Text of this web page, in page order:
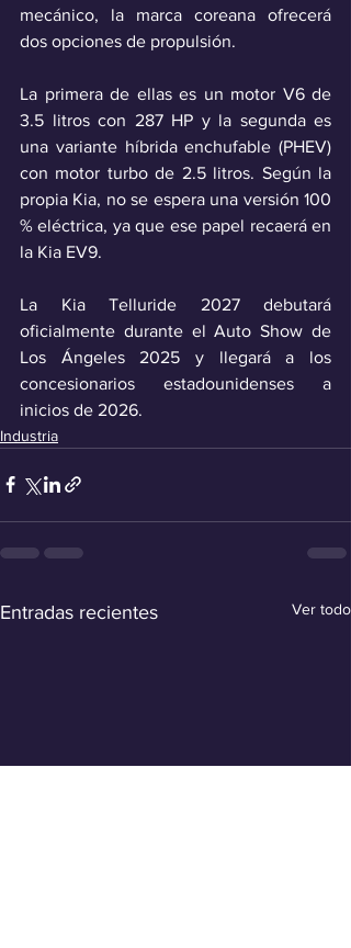
mecánico, la marca coreana ofrecerá
dos opciones de propulsión.
La primera de ellas es un motor V6 de
3.5 litros con 287 HP y la segunda es
una variante híbrida enchufable (PHEV)
con motor turbo de 2.5 litros. Según la
propia Kia, no se espera una versión 100
% eléctrica, ya que ese papel recaerá en
la Kia EV9.
La Kia Telluride 2027 debutará
oficialmente durante el Auto Show de
Los Ángeles 2025 y llegará a los
concesionarios estadounidenses a
inicios de 2026.
Industria
Entradas recientes Ver todo